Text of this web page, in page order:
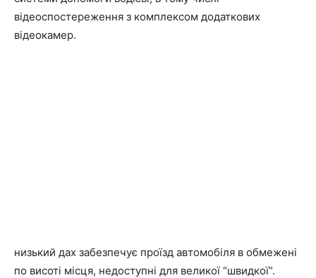
відеоспостереження з комплексом додаткових
відеокамер.
низький дах забезпечує проїзд автомобіля в обмежені
по висоті місця, недоступні для великої “швидкої”.